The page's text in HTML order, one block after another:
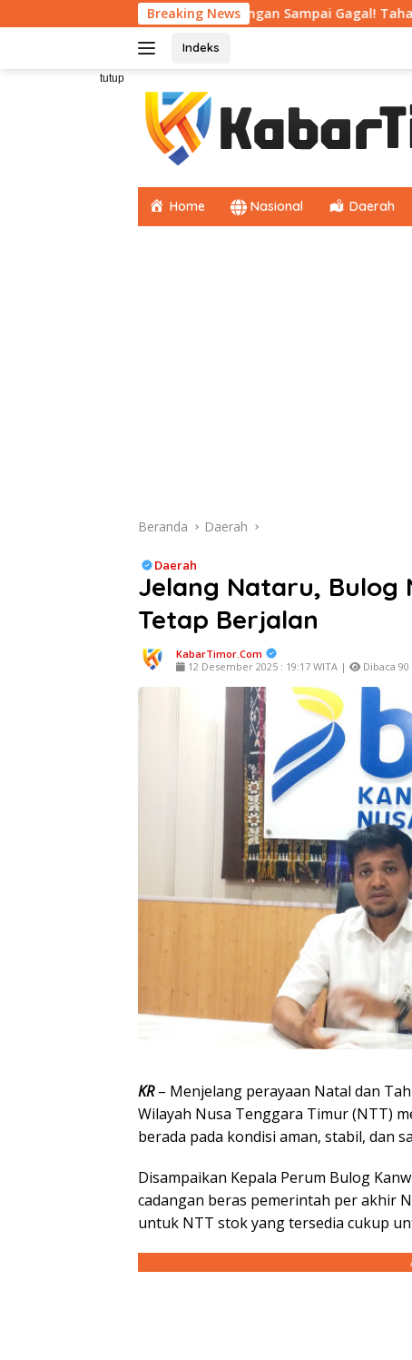
ke
Breaking News
Jangan Sampai Gagal! Tahap Awal CPNS
Indeks
tutup
Home Nasional Daerah
Beranda Daerah
Daerah
Jelang Nataru, Bulog
Tetap Berjalan
KabarTimor.com
12 Desember 2025 : 19:17 WITA |
Dibaca 90
KR– Menjelang perayaan Natal dan
Wilayah Nusa Tenggara Timur (NTT)
berada pada kondisi aman, stabil, dan
Disampaikan Kepala Perum Bulog
cadangan beras pemerintah per akhir
untuk NTT stok yang tersedia cukup